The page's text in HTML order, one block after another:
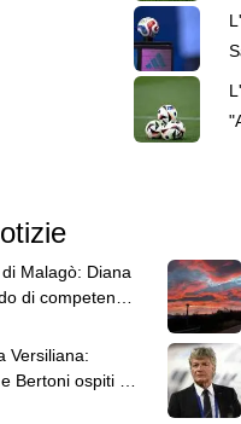
Malagò: Diana
di competenza
Versiliana:
Bertoni ospiti il